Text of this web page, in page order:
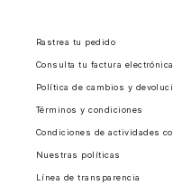
Rastrea tu pedido
Consulta tu factura electrónica
Política de cambios y
Términos y condiciones
Condiciones de actividades
Nuestras políticas
Línea de transparencia